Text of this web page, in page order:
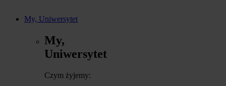
My, Uniwersytet
My,
Uniwersytet
Czym żyjemy: